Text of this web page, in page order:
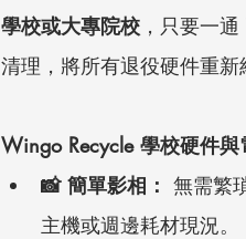
學校或大專院校 ，只要一
清理，將所有退役硬件重新
Wingo Recycle 學校硬件與
📸 簡單影相： 無需繁
主機或週邊耗材現況。